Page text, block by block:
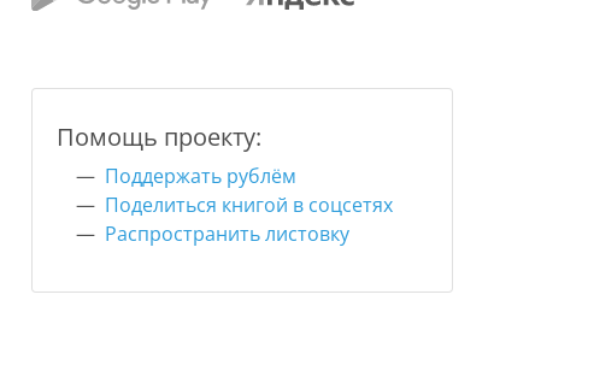
Помощь проекту:
Поддержать рублём
Поделиться книгой в соцсетях
Распространить листовку